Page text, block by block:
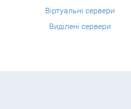
Віртуальні сервери
Виділені сервери